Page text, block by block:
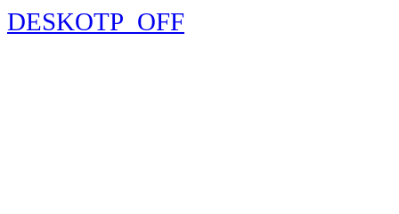
DESKOTP_OFF